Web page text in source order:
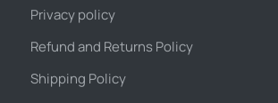
Privacy policy
Refund and Returns Policy
Shipping Policy